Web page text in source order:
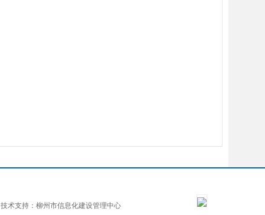
技术支持：柳州市信息化建设管理中心